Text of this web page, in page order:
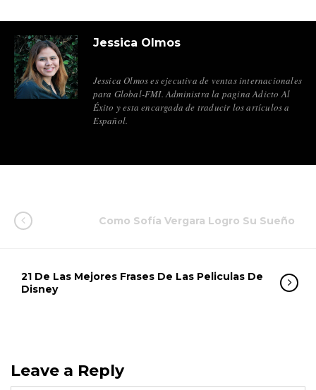
Jessica Olmos
Jessica Olmos es ejecutiva de ventas internacionales
para Global-FMI. Administra la pagina Adicto Al
Éxito y esta encargada de traducir los artículos a
Español.
Como Sofía Vergara Logro Su Sueño
21 De Las Mejores Frases De Las Peliculas De
Disney
Leave a Reply